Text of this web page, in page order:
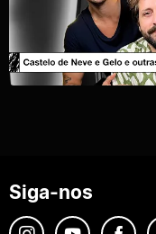
Siga-nos